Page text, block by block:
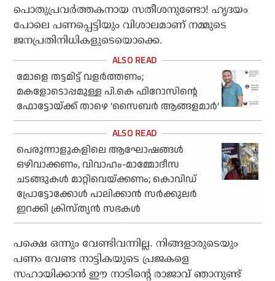
പൊതുപ്രവര്‍ത്തകനായ സതീശനുണ്ടോ! ഹൃദയം
പോലെ പണപ്പെട്ടിയും വിശാലമാണ് നമ്മുടെ
ജനപ്രതിനിധികളുടെയൊക്കെ.
മോളെ തട്ടമിട്ട് വളര്‍ത്തണം;
മകളോടൊപ്പമുള്ള പി.കെ ഫിറോസിന്റെ
ഫോട്ടോയ്ക്ക് താഴെ ‘സൈബര്‍ ആങ്ങളമാര്‍’
പെരുന്നാളുകളിലെ ആഘോഷങ്ങള്‍
ഒഴിവാക്കണം, വിവാഹം-മാമ്മോദീസ
ചടങ്ങുകള്‍ മാറ്റിവെയ്ക്കണം; കൊവിഡ്
പ്രോട്ടോക്കോള്‍ പാലിക്കാന്‍ സര്‍ക്കുലര്‍
ഇറക്കി ക്രിസ്ത്യന്‍ സഭകള്‍
പക്ഷെ ഒന്നും വേണ്ടിവന്നില്ല. നിങ്ങളാരുടെയും
പണം വേണ്ട നാട്ടികയുടെ പ്രജകളെ
സഹായിക്കാന്‍ ഈ നാടിന്റെ രാജാവ് ഞാനുണ്ട്